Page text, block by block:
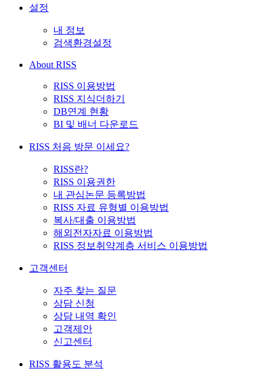
설정
내 정보
검색환경설정
About RISS
RISS 이용방법
RISS 지식더하기
DB연계 현황
BI 및 배너 다운로드
RISS 처음 방문 이세요?
RISS란?
RISS 이용권한
내 관심논문 등록방법
RISS 자료 유형별 이용방법
복사/대출 이용방법
해외전자자료 이용방법
RISS 정보취약계층 서비스 이용방법
고객센터
자주 찾는 질문
상담 신청
상담 내역 확인
고객제안
신고센터
RISS 활용도 분석